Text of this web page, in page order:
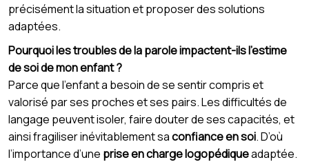
précisément la situation et proposer des solutions
adaptées.
Pourquoi les troubles de la parole impactent-ils l’estime
de soi de mon enfant ?
Parce que l’enfant a besoin de se sentir compris et
valorisé par ses proches et ses pairs. Les difficultés de
langage peuvent isoler, faire douter de ses capacités, et
ainsi fragiliser inévitablement saconfiance en soi. D’où
l’importance d’une prise en charge logopédiqueadaptée.